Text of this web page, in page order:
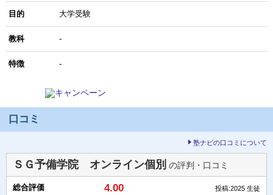
目的 大学受験
教科 -
特徴 -
口コミ
塾ナビの口コミについて
ＳＧ予備学院 オンライン個別 の評判・口コミ
総合評価 4.00 投稿:2025 生徒